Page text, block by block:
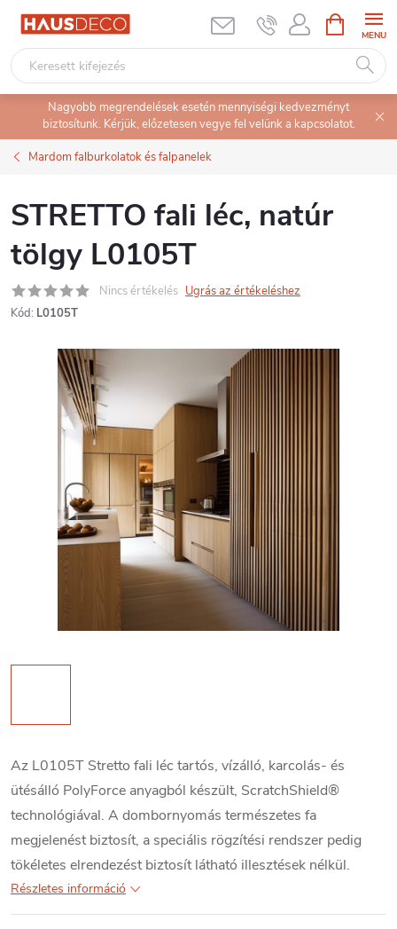
Ugrás
tartalomhoz
KOSÁR
Nagyobb megrendelések esetén mennyiségi kedvezményt
biztosítunk. Kérjük, előzetesen vegye fel velünk a kapcsolatot.
Mardom falburkolatok és falpanelek
STRETTO fali léc, natúr
tölgy L0105T
Nincs értékelés Ugrás az értékeléshez
Kód: L0105T
Az L0105T Stretto fali léc tartós, vízálló, karcolás- és
ütésálló PolyForce anyagból készült, ScratchShield®
technológiával. A dombornyomás természetes fa
megjelenést biztosít, a speciális rögzítési rendszer pedig
tökéletes elrendezést biztosít látható illesztések nélkül.
Részletes információ